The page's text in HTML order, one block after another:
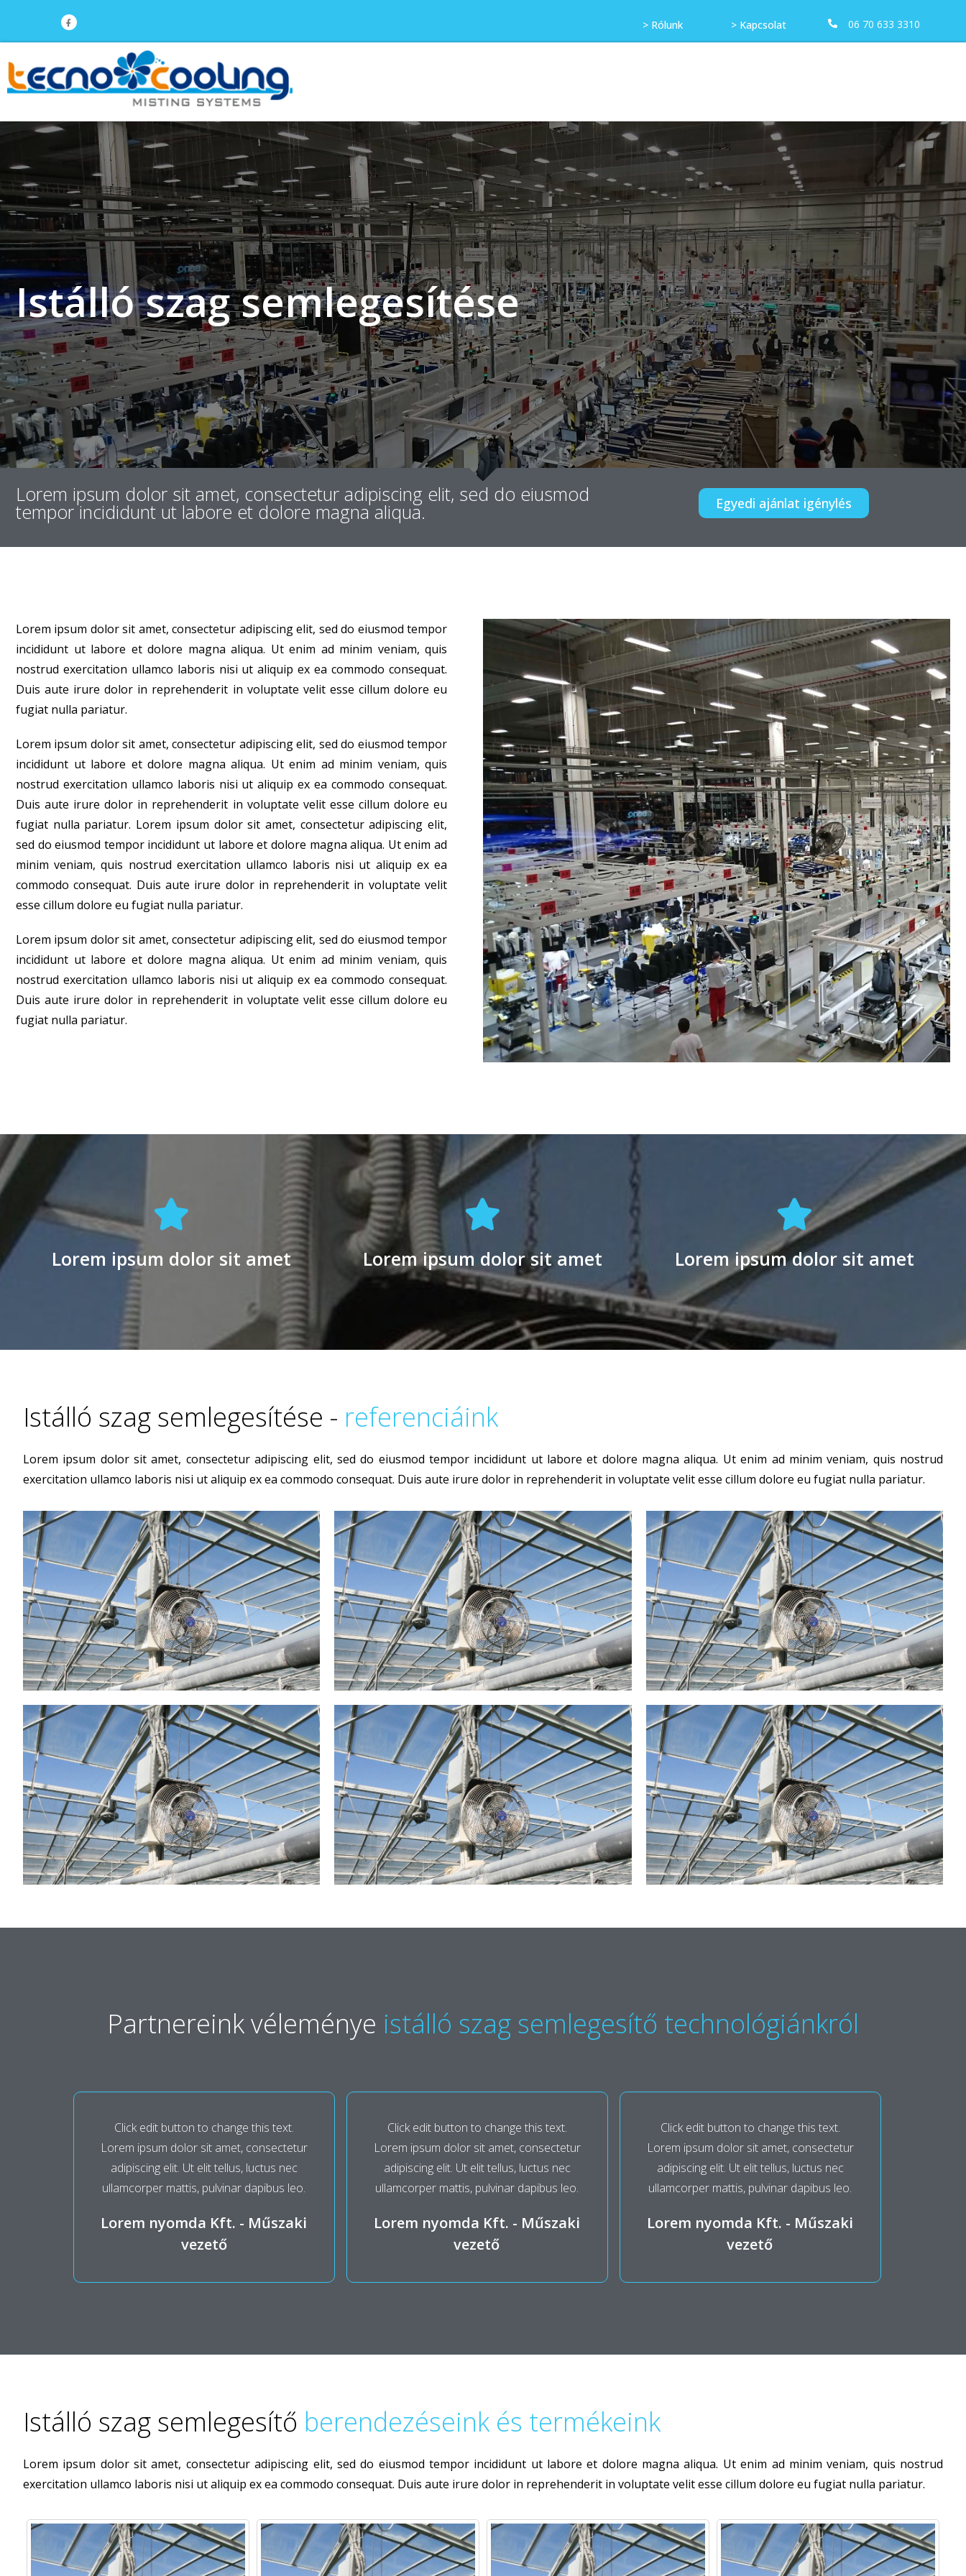
> Rólunk > Kapcsolat 06 70 633 3310
Istálló szag semlegesítése
Lorem ipsum dolor sit amet, consectetur adipiscing elit, sed do eiusmod
tempor incididunt ut labore et dolore magna aliqua. Egyedi ajánlat igénylés
Lorem ipsum dolor sit amet, consectetur adipiscing elit, sed do eiusmod tempor
incididunt ut labore et dolore magna aliqua. Ut enim ad minim veniam, quis
nostrud exercitation ullamco laboris nisi ut aliquip ex ea commodo consequat.
Duis aute irure dolor in reprehenderit in voluptate velit esse cillum dolore eu
fugiat nulla pariatur.
Lorem ipsum dolor sit amet, consectetur adipiscing elit, sed do eiusmod tempor
incididunt ut labore et dolore magna aliqua. Ut enim ad minim veniam, quis
nostrud exercitation ullamco laboris nisi ut aliquip ex ea commodo consequat.
Duis aute irure dolor in reprehenderit in voluptate velit esse cillum dolore eu
fugiat nulla pariatur. Lorem ipsum dolor sit amet, consectetur adipiscing elit,
sed do eiusmod tempor incididunt ut labore et dolore magna aliqua. Ut enim ad
minim veniam, quis nostrud exercitation ullamco laboris nisi ut aliquip ex ea
commodo consequat. Duis aute irure dolor in reprehenderit in voluptate velit
esse cillum dolore eu fugiat nulla pariatur.
Lorem ipsum dolor sit amet, consectetur adipiscing elit, sed do eiusmod tempor
incididunt ut labore et dolore magna aliqua. Ut enim ad minim veniam, quis
nostrud exercitation ullamco laboris nisi ut aliquip ex ea commodo consequat.
Duis aute irure dolor in reprehenderit in voluptate velit esse cillum dolore eu
fugiat nulla pariatur.
Lorem ipsum dolor sit amet Lorem ipsum dolor sit amet Lorem ipsum dolor sit amet
Istálló szag semlegesítése - referenciáink
Lorem ipsum dolor sit amet, consectetur adipiscing elit, sed do eiusmod tempor incididunt ut labore et dolore magna aliqua. Ut enim ad minim veniam, quis nostrud
exercitation ullamco laboris nisi ut aliquip ex ea commodo consequat. Duis aute irure dolor in reprehenderit in voluptate velit esse cillum dolore eu fugiat nulla pariatur.
Partnereink véleménye istálló szag semlegesítő technológiánkról
Click edit button to change this text.
Lorem ipsum dolor sit amet, consectetur
adipiscing elit. Ut elit tellus, luctus nec
ullamcorper mattis, pulvinar dapibus leo.
Lorem nyomda Kft. - Műszaki
vezető
Click edit button to change this text.
Lorem ipsum dolor sit amet, consectetur
adipiscing elit. Ut elit tellus, luctus nec
ullamcorper mattis, pulvinar dapibus leo.
Lorem nyomda Kft. - Műszaki
vezető
Click edit button to change this text.
Lorem ipsum dolor sit amet, consectetur
adipiscing elit. Ut elit tellus, luctus nec
ullamcorper mattis, pulvinar dapibus leo.
Lorem nyomda Kft. - Műszaki
vezető
Istálló szag semlegesítő berendezéseink és termékeink
Lorem ipsum dolor sit amet, consectetur adipiscing elit, sed do eiusmod tempor incididunt ut labore et dolore magna aliqua. Ut enim ad minim veniam, quis nostrud
exercitation ullamco laboris nisi ut aliquip ex ea commodo consequat. Duis aute irure dolor in reprehenderit in voluptate velit esse cillum dolore eu fugiat nulla pariatur.